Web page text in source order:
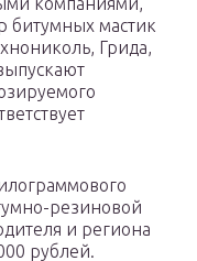
битумных мастик
Грида,
резиновой
и региона
рублей.